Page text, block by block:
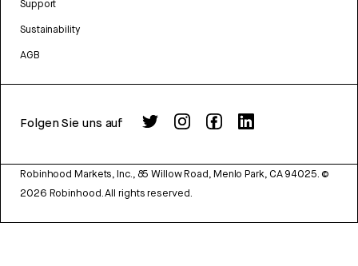
Support
Sustainability
AGB
Folgen Sie uns auf
Robinhood Markets, Inc., 85 Willow Road, Menlo Park, CA 94025. ©
2026 Robinhood. All rights reserved.